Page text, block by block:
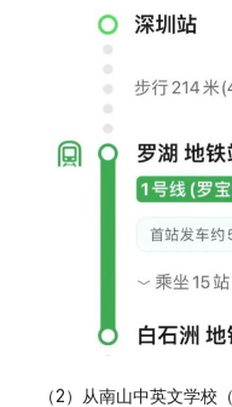
（2）从南山中英文学校